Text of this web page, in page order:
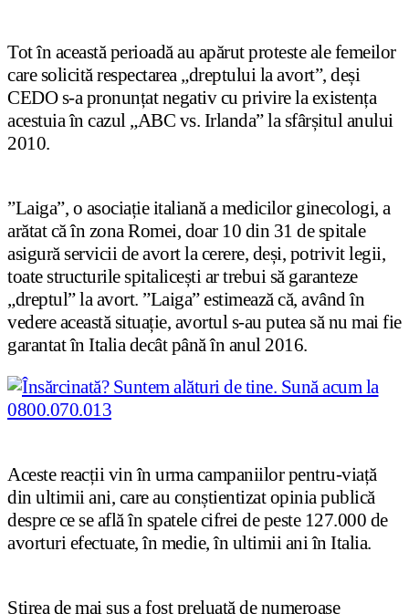
Tot în această perioadă au apărut proteste ale femeilor
care solicită respectarea „dreptului la avort”, deși
CEDO s-a pronunțat negativ cu privire la existența
acestuia în cazul „ABC vs. Irlanda” la sfârșitul anului
2010.
”Laiga”, o asociație italiană a medicilor ginecologi, a
arătat că în zona Romei, doar 10 din 31 de spitale
asigură servicii de avort la cerere, deși, potrivit legii,
toate structurile spitalicești ar trebui să garanteze
„dreptul” la avort. ”Laiga” estimează că, având în
vedere această situație, avortul s-au putea să nu mai fie
garantat în Italia decât până în anul 2016.
Aceste reacții vin în urma campaniilor pentru-viață
din ultimii ani, care au conștientizat opinia publică
despre ce se află în spatele cifrei de peste 127.000 de
avorturi efectuate, în medie, în ultimii ani în Italia.
Știrea de mai sus a fost preluată de numeroase